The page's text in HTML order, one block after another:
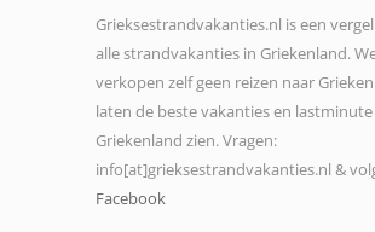
Grieksestrandvakanties.nl is een
alle strandvakanties in Griekenland.
verkopen zelf geen reizen naar
laten de beste vakanties en
Griekenland zien. Vragen:
info[at]grieksestrandvakanties.nl &
Facebook